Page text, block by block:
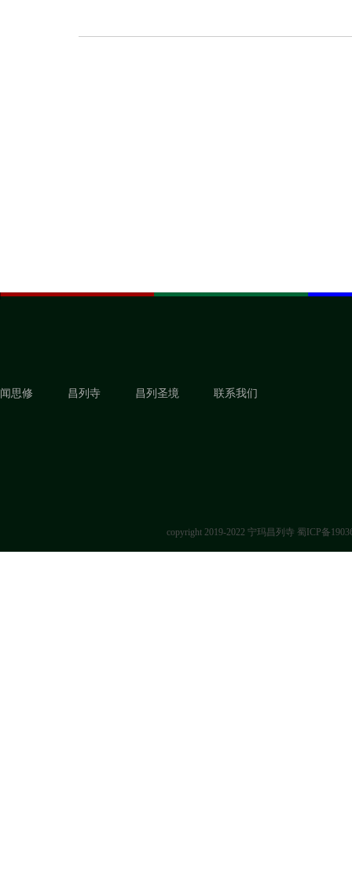
闻思修 昌列寺 昌列圣境 联系我们
copyright 2019-2022 宁玛昌列寺 蜀ICP备